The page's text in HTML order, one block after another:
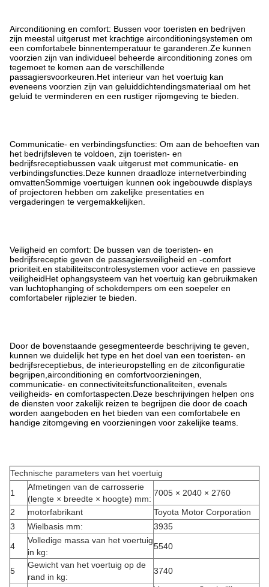
Airconditioning en comfort: Bussen voor toeristen en bedrijven
zijn meestal uitgerust met krachtige airconditioningsystemen om
een comfortabele binnentemperatuur te garanderen.Ze kunnen
voorzien zijn van individueel beheerde airconditioning zones om
tegemoet te komen aan de verschillende
passagiersvoorkeuren.Het interieur van het voertuig kan
eveneens voorzien zijn van geluiddichtendingsmateriaal om het
geluid te verminderen en een rustiger rijomgeving te bieden.
Communicatie- en verbindingsfuncties: Om aan de behoeften van
het bedrijfsleven te voldoen, zijn toeristen- en
bedrijfsreceptiebussen vaak uitgerust met communicatie- en
verbindingsfuncties.Deze kunnen draadloze internetverbinding
omvattenSommige voertuigen kunnen ook ingebouwde displays
of projectoren hebben om zakelijke presentaties en
vergaderingen te vergemakkelijken.
Veiligheid en comfort: De bussen van de toeristen- en
bedrijfsreceptie geven de passagiersveiligheid en -comfort
prioriteit.en stabiliteitscontrolesystemen voor actieve en passieve
veiligheidHet ophangsysteem van het voertuig kan gebruikmaken
van luchtophanging of schokdempers om een soepeler en
comfortabeler rijplezier te bieden.
Door de bovenstaande gesegmenteerde beschrijving te geven,
kunnen we duidelijk het type en het doel van een toeristen- en
bedrijfsreceptiebus, de interieuropstelling en de zitconfiguratie
begrijpen,airconditioning en comfortvoorzieningen,
communicatie- en connectiviteitsfunctionaliteiten, evenals
veiligheids- en comfortaspecten.Deze beschrijvingen helpen ons
de diensten voor zakelijk reizen te begrijpen die door de coach
worden aangeboden en het bieden van een comfortabele en
handige zitomgeving en voorzieningen voor zakelijke teams.
Technische parameters van het voertuig
1
Afmetingen van de carrosserie
(lengte × breedte × hoogte) mm:
7005 × 2040 × 2760
2
motorfabrikant
Toyota Motor Corporation
3
Wielbasis mm: 3935
4
Volledige massa van het voertuig
in kg:
5540
5
Gewicht van het voertuig op de
rand in kg:
3740